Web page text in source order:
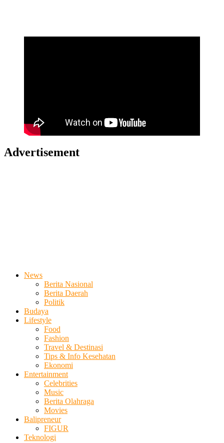
Advertisement
News
Berita Nasional
Berita Daerah
Politik
Budaya
Lifestyle
Food
Fashion
Travel & Destinasi
Tips & Info Kesehatan
Ekonomi
Entertainment
Celebrities
Music
Berita Olahraga
Movies
Balipreneur
FIGUR
Teknologi